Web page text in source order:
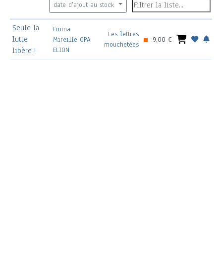
date d'ajout au stock
Seule la
lutte
libère !
Emma
Mireille OPA
ELION
Les lettres
mouchetées
9,00 €